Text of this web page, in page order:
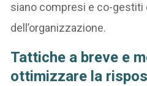
siano compresi e co-gestiti
dell’organizzazione.
Tattiche a breve e
ottimizzare la